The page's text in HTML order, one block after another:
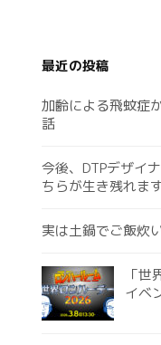
最近の投稿
加齢による飛蚊症
話
今後、DTPデザイ
ちらが生き残れま
実は土鍋でご飯炊
「
イベ